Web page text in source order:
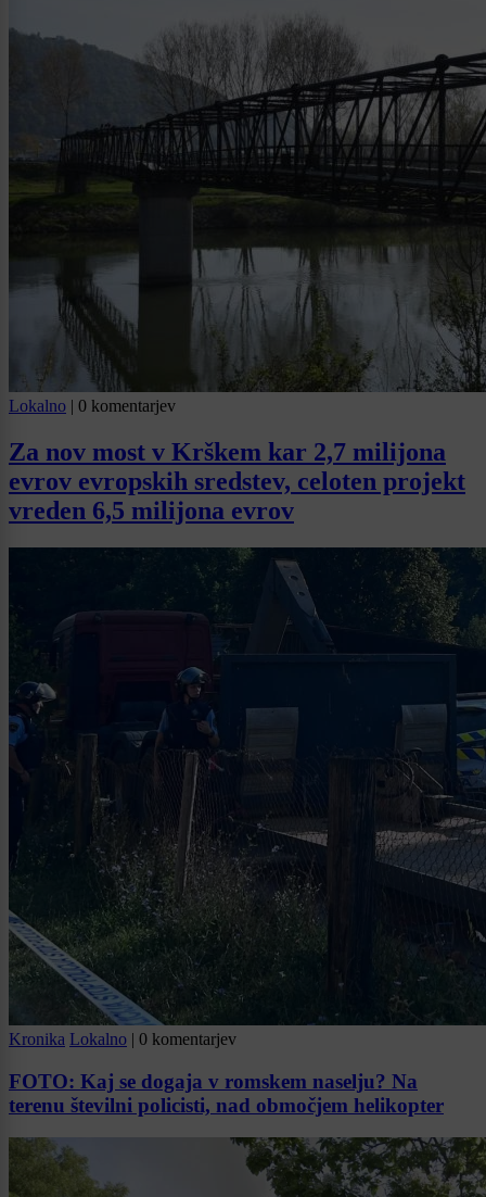
Lokalno | 0 komentarjev
Za nov most v Krškem kar 2,7 milijona
evrov evropskih sredstev, celoten projekt
vreden 6,5 milijona evrov
Kronika Lokalno | 0 komentarjev
FOTO: Kaj se dogaja v romskem naselju? Na
terenu številni policisti, nad območjem helikopter